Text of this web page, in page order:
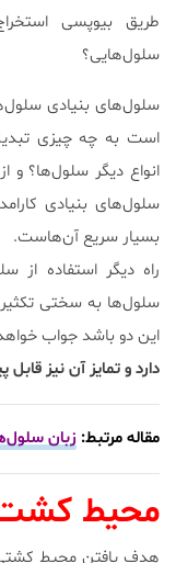
طریق بیوپسی
سلول‌هایی؟
سلول‌های بنیادی
است به چه چیزی
انواع دیگر سلول‌ها؟ و
سلول‌های بنیادی
بسیار سریع آن‌هاست.
راه دیگر استفاده
سلول‌ها به سختی تکثیر
این دو باشد جواب
دارد و تمایز آن‌ نیز
مقاله مرتبط: زبان
محیط
هدف یافتن محیط